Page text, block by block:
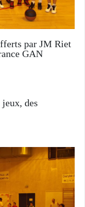
par JM Riet
GAN
des